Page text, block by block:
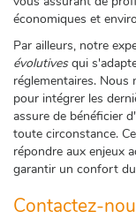
économiques et
Par ailleurs, notre
évolutivesqui
réglementaires.
pour intégrer les
assure de bénéficier
toute circonstance.
répondre aux enjeux
garantir un confort
Contactez-